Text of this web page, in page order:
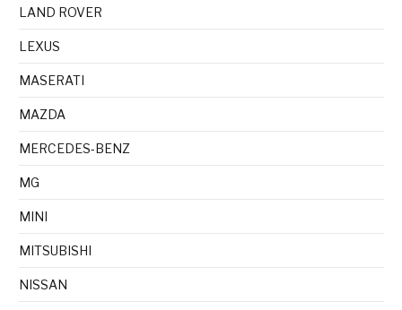
LAND ROVER
LEXUS
MASERATI
MAZDA
MERCEDES-BENZ
MG
MINI
MITSUBISHI
NISSAN